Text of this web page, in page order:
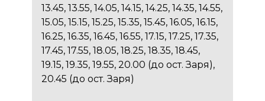
13.45, 13.55, 14.05, 14.15, 14.25, 14.35, 14.55,
15.05, 15.15, 15.25, 15.35, 15.45, 16.05, 16.15,
16.25, 16.35, 16.45, 16.55, 17.15, 17.25, 17.35,
17.45, 17.55, 18.05, 18.25, 18.35, 18.45,
19.15, 19.35, 19.55, 20.00 (до ост. Заря),
20.45 (до ост. Заря)